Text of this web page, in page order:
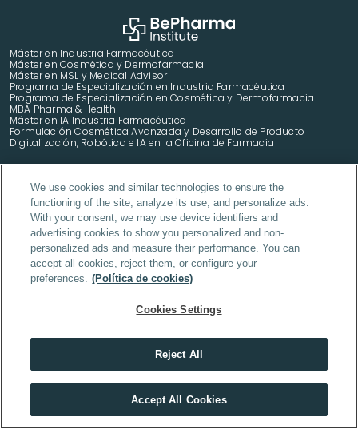
Máster en Industria Farmacéutica
Máster en Cosmética y Dermofarmacia
Máster en MSL y Medical Advisor
Programa de Especialización en Industria Farmacéutica
Programa de Especialización en Cosmética y Dermofarmacia
MBA Pharma & Health
Máster en IA Industria Farmacéutica
Formulación Cosmética Avanzada y Desarrollo de Producto
Digitalización, Robótica e IA en la Oficina de Farmacia
DAM (Desarrollo de Aplicaciones Multiplataforma) online
DAW (Desarrollo de Aplicaciones Web) online
SMR (Sistemas Microinformáticos y Redes) online
ASIR (Administración de Sistemas Informáticos en Red)
Gestión Administrativa
Grado Superior en Higiene Bucodental
VER MÁSTERS TECH
We use cookies and similar technologies to ensure the
functioning of the site, analyze its use, and personalize ads.
With your consent, we may use device identifiers and
advertising cookies to show you personalized and non-
personalized ads and measure their performance. You can
accept all cookies, reject them, or configure your
preferences. (Política de cookies)
Cookies Settings
Reject All
Accept All Cookies